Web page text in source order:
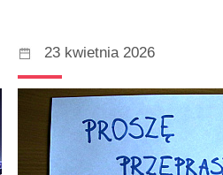
23 kwietnia 2026